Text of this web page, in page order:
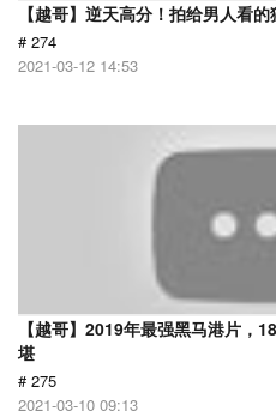
【越哥】逆天高分！拍给男人看
# 274
2021-03-12 14:53
【越哥】2019年最强黑马港片，
堪
# 275
2021-03-10 09:13